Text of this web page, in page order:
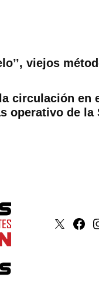
viejos
circulación en
operativo de la
X